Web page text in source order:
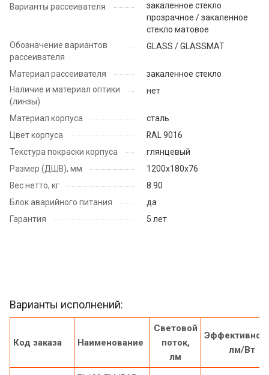
Варианты рассеивателя
закаленное стекло
прозрачное / закаленное
стекло матовое
Обозначение вариантов
рассеивателя
GLASS / GLASSMAT
Материал рассеивателя
закаленное стекло
Наличие и материал оптики
(линзы)
нет
Материал корпуса
сталь
Цвет корпуса
RAL 9016
Текстура покраски корпуса
глянцевый
Размер (ДШВ), мм
1200x180x76
Вес нетто, кг
8.90
Блок аварийного питания
да
Гарантия
5 лет
Варианты исполнений:
Код заказа Наименование
Световой
поток,
лм
лм/Вт